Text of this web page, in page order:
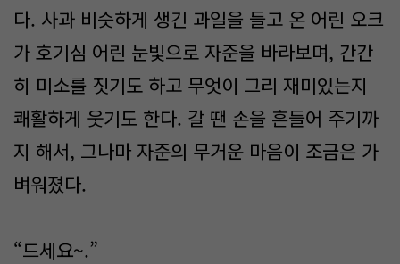
다. 사과 비슷하게 생긴 과일을 들고 온 어린 오크
가 호기심 어린 눈빛으로 자준을 바라보며, 간간
히 미소를 짓기도 하고 무엇이 그리 재미있는지
쾌활하게 웃기도 한다. 갈 땐 손을 흔들어 주기까
지 해서, 그나마 자준의 무거운 마음이 조금은 가
벼워졌다.
“드세요~.”